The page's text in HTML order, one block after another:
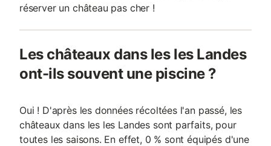
réserver un château pas cher !
Les châteaux dans les les Landes
ont-ils souvent une piscine ?
Oui ! D'après les données récoltées l'an passé, les
châteaux dans les les Landes sont parfaits, pour
toutes les saisons. En effet, 0 % sont équipés d'une